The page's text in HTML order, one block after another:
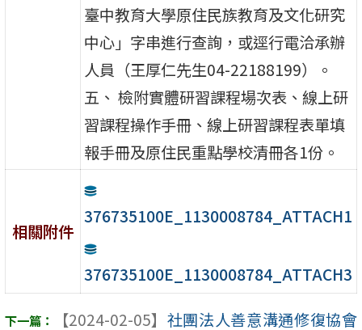
臺中教育大學原住民族教育及文化研究
中心」字串進行查詢，或逕行電洽承辦
人員（王厚仁先生04-22188199）。
五、 檢附實體研習課程場次表、線上研
習課程操作手冊、線上研習課程表單填
報手冊及原住民重點學校清冊各1份。
相關附件
376735100E_1130008784_ATTACH1
376735100E_1130008784_ATTACH3
【2024-02-05】 社團法人善意溝通修復協會